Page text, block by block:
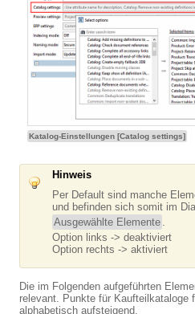
Katalog-Einstellungen [Catalog settings]
Hinweis
Per Default sind manche
und befinden sich somit im
Ausgewählte Elemente
Option links -> deaktiviert
Option rechts -> aktiviert
Die im Folgenden aufgeführten
relevant. Punkte für Kaufteilkataloge
alphabetisch aufsteigend.